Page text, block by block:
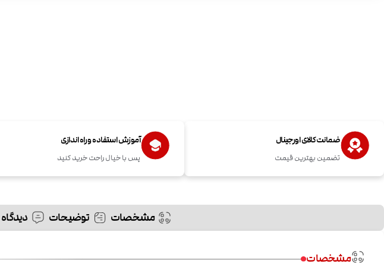
ضمانت کالای اورجینال
تضمین بهترین قیمت
آموزش استفاده و راه اندازی
پس با خیال راحت خرید کنید
مشخصات توضیحات دیدگاه
مشخصات